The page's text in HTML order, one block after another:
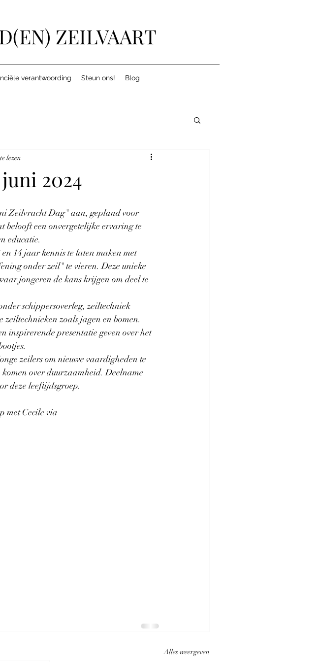
ZEILVAART
verantwoording Steun ons! Blog
2024
lezen
Zeilvracht Dag" aan, gepland voor
belooft een onvergetelijke ervaring te
educatie.
14 jaar kennis te laten maken met
onder zeil" te vieren. Deze unieke
jongeren de kans krijgen om deel te
schippersoverleg, zeiltechniek
zoals jagen en bomen.
inspirerende presentatie geven over het
zeilers om nieuwe vaardigheden te
over duurzaamheid. Deelname
deze leeftijdsgroep.
met Cecile via
Alles weergeven